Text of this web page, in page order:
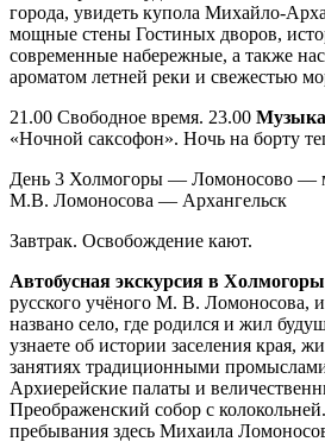
города, увидеть купола Михайло-
мощные стены Гостиных дворов,
современные набережные, а также
ароматом летней реки и свежестью
21.00 Свободное время. 23.00
«Ночной саксофон». Ночь на борту
День 3 Холмогоры — Ломоносово —
М.В. Ломоносова — Архангельск
Завтрак. Освобождение кают.
Автобусная экскурсия в Холмогоры
русского учёного М. В. Ломоносова,
названо село, где родился и жил
узнаете об истории заселения края,
занятиях традиционными
Архиерейские палаты и
Преображенский собор с
пребывания здесь Михаила